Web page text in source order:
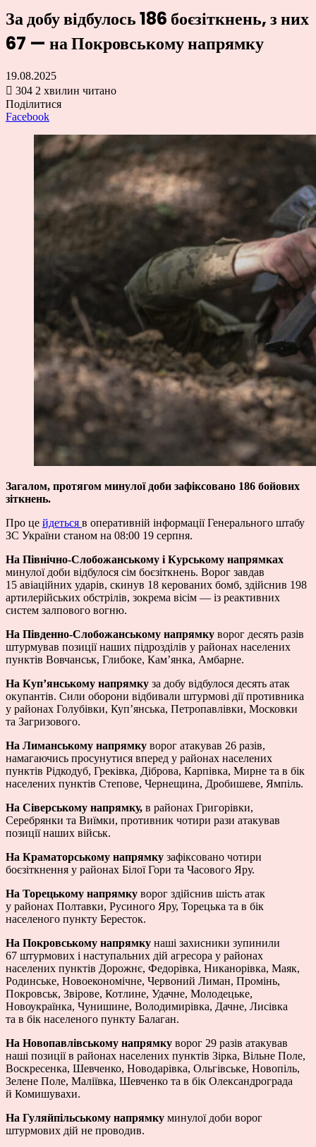
За добу відбулось 186 боєзіткнень, з них
67 — на Покровському напрямку
19.08.2025
304 2 хвилин читано
Поділитися
Facebook
Загалом, протягом минулої доби зафіксовано 186 бойових
зіткнень.
Про це йдеться в оперативній інформації Генерального штабу
ЗС України станом на 08:00 19 серпня.
На Північно-Слобожанському і Курському напрямках
минулої доби відбулося сім боєзіткнень. Ворог завдав
15 авіаційних ударів, скинув 18 керованих бомб, здійснив 198
артилерійських обстрілів, зокрема вісім — із реактивних
систем залпового вогню.
На Південно-Слобожанському напрямку ворог десять разів
штурмував позиції наших підрозділів у районах населених
пунктів Вовчанськ, Глибоке, Кам’янка, Амбарне.
На Куп’янському напрямку за добу відбулося десять атак
окупантів. Сили оборони відбивали штурмові дії противника
у районах Голубівки, Куп’янська, Петропавлівки, Московки
та Загризового.
На Лиманському напрямку ворог атакував 26 разів,
намагаючись просунутися вперед у районах населених
пунктів Рідкодуб, Греківка, Діброва, Карпівка, Мирне та в бік
населених пунктів Степове, Чернещина, Дробишеве, Ямпіль.
На Сіверському напрямку, в районах Григорівки,
Серебрянки та Виїмки, противник чотири рази атакував
позиції наших військ.
На Краматорському напрямку зафіксовано чотири
боєзіткнення у районах Білої Гори та Часового Яру.
На Торецькому напрямку ворог здійснив шість атак
у районах Полтавки, Русиного Яру, Торецька та в бік
населеного пункту Бересток.
На Покровському напрямку наші захисники зупинили
67 штурмових і наступальних дій агресора у районах
населених пунктів Дорожнє, Федорівка, Никанорівка, Маяк,
Родинське, Новоекономічне, Червоний Лиман, Промінь,
Покровськ, Звірове, Котлине, Удачне, Молодецьке,
Новоукраїнка, Чунишине, Володимирівка, Дачне, Лисівка
та в бік населеного пункту Балаган.
На Новопавлівському напрямку ворог 29 разів атакував
наші позиції в районах населених пунктів Зірка, Вільне Поле,
Воскресенка, Шевченко, Новодарівка, Ольгівське, Новопіль,
Зелене Поле, Маліївка, Шевченко та в бік Олександрограда
й Комишувахи.
На Гуляйпільському напрямку минулої доби ворог
штурмових дій не проводив.